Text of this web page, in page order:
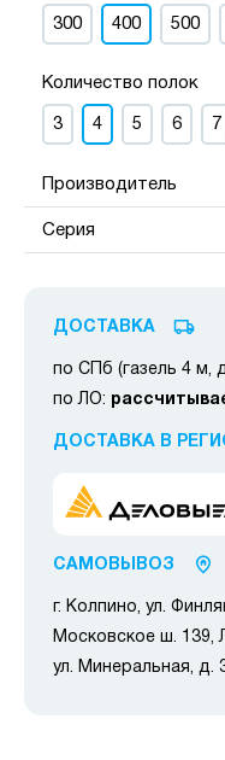
300 400 500
Количество полок
3 4 5 6 7
Производитель
Серия
ДОСТАВКА
по СПб (газель 4 м,
по ЛО:
ДОСТАВКА В
САМОВЫВОЗ
г. Колпино, ул.
Московское ш. 139,
ул. Минеральная, д.